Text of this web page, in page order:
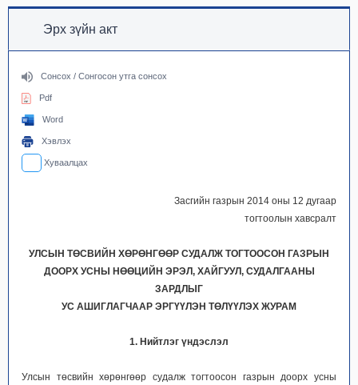
Эрх зүйн акт
Сонсох / Сонгосон утга сонсох
Pdf
Word
Хэвлэх
Хуваалцах
тогтоолын хавсралт
УЛСЫН ТӨСВИЙН ХӨРӨНГӨӨР СУДАЛЖ ТОГТООСОН ГАЗРЫН
ДООРХ УСНЫ НӨӨЦИЙН ЭРЭЛ, ХАЙГУУЛ, СУДАЛГААНЫ
УС АШИГЛАГЧААР ЭРГҮҮЛЭН ТӨЛҮҮЛЭХ ЖУРАМ
1. Нийтлэг үндэслэл